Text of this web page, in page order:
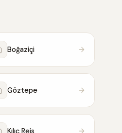
Boğaziçi
Göztepe
Kılıç Reis